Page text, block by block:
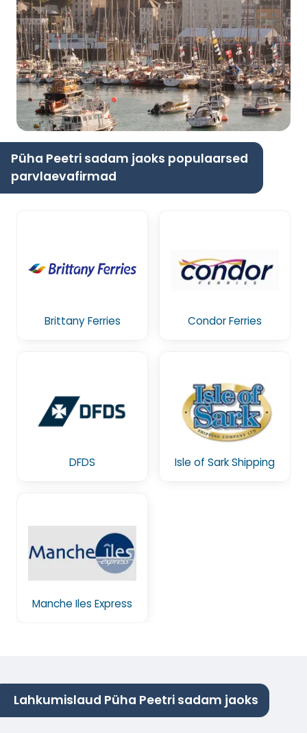
Püha Peetri sadam jaoks populaarsed
parvlaevafirmad
Brittany Ferries Condor Ferries
DFDS Isle of Sark Shipping
Manche Iles Express
Lahkumislaud Püha Peetri sadam jaoks